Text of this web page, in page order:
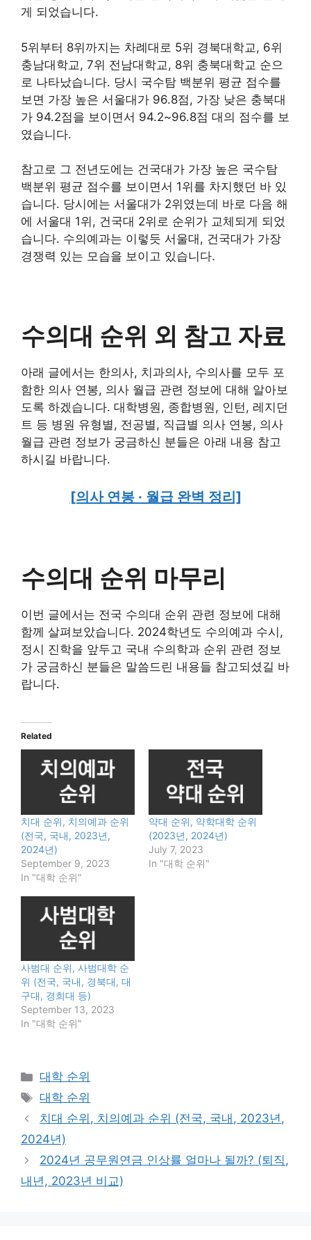
게 되었습니다.
5위부터 8위까지는 차례대로 5위 경북대학교, 6위
충남대학교, 7위 전남대학교, 8위 충북대학교 순으
로 나타났습니다. 당시 국수탐 백분위 평균 점수를
보면 가장 높은 서울대가 96.8점, 가장 낮은 충북대
가 94.2점을 보이면서 94.2~96.8점 대의 점수를 보
였습니다.
참고로 그 전년도에는 건국대가 가장 높은 국수탐
백분위 평균 점수를 보이면서 1위를 차지했던 바 있
습니다. 당시에는 서울대가 2위였는데 바로 다음 해
에 서울대 1위, 건국대 2위로 순위가 교체되게 되었
습니다. 수의예과는 이렇듯 서울대, 건국대가 가장
경쟁력 있는 모습을 보이고 있습니다.
수의대 순위 외 참고 자료
아래 글에서는 한의사, 치과의사, 수의사를 모두 포
함한 의사 연봉, 의사 월급 관련 정보에 대해 알아보
도록 하겠습니다. 대학병원, 종합병원, 인턴, 레지던
트 등 병원 유형별, 전공별, 직급별 의사 연봉, 의사
월급 관련 정보가 궁금하신 분들은 아래 내용 참고
하시길 바랍니다.
[의사 연봉 · 월급 완벽 정리]
수의대 순위 마무리
이번 글에서는 전국 수의대 순위 관련 정보에 대해
함께 살펴보았습니다. 2024학년도 수의예과 수시,
정시 진학을 앞두고 국내 수의학과 순위 관련 정보
가 궁금하신 분들은 말씀드린 내용들 참고되셨길 바
랍니다.
Related
치대 순위, 치의예과 순위
(전국, 국내, 2023년,
2024년)
September 9, 2023
In "대학 순위"
약대 순위, 약학대학 순위
(2023년, 2024년)
July 7, 2023
In "대학 순위"
사범대 순위, 사범대학 순
위 (전국, 국내, 경북대, 대
구대, 경희대 등)
September 13, 2023
In "대학 순위"
Categories
대학 순위
Tags
대학 순위
치대 순위, 치의예과 순위 (전국, 국내, 2023년,
2024년)
2024년 공무원연금 인상률 얼마나 될까? (퇴직,
내년, 2023년 비교)